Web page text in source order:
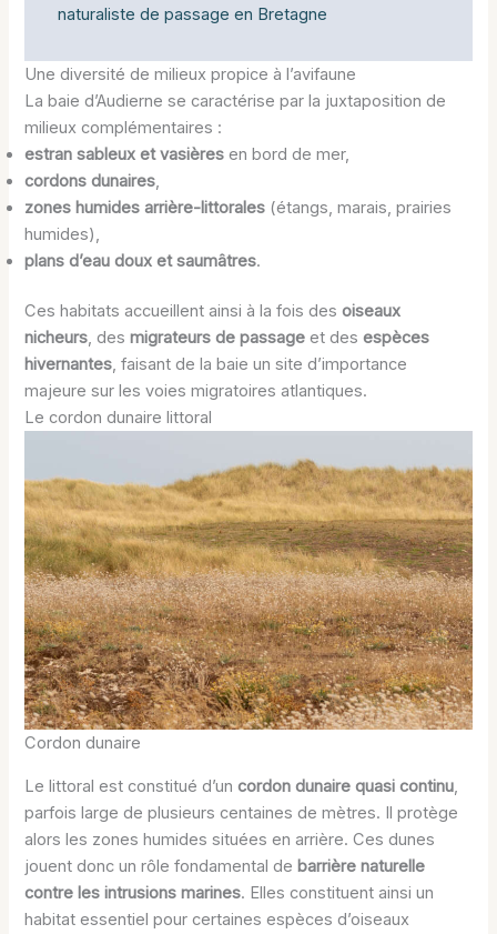
naturaliste de passage en Bretagne
Une diversité de milieux propice à l’avifaune
La baie d’Audierne se caractérise par la juxtaposition de
milieux complémentaires :
estran sableux et vasières en bord de mer,
cordons dunaires
zones humides arrière-littorales (étangs, marais, prairies
humides),
plans d’eau doux et saumâtres.
Ces habitats accueillent ainsi à la fois desoiseaux
nicheurs, desmigrateurs de passage et desespèces
hivernantes, faisant de la baie un site d’importance
majeure sur les voies migratoires atlantiques.
Le cordon dunaire littoral
Cordon dunaire
Le littoral est constitué d’uncordon dunaire quasi continu,
parfois large de plusieurs centaines de mètres. Il protège
alors les zones humides situées en arrière. Ces dunes
jouent donc un rôle fondamental de barrière naturelle
contre les intrusions marines. Elles constituent ainsi un
habitat essentiel pour certaines espèces d’oiseaux